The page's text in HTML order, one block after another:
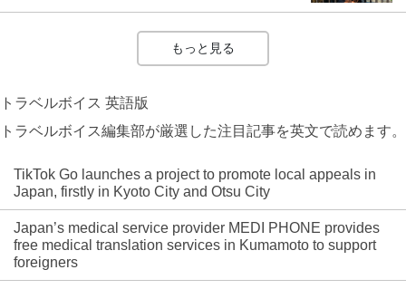
もっと見る
トラベルボイス 英語版
トラベルボイス編集部が厳選した注目記事を英文で読めます。
TikTok Go launches a project to promote local appeals in
Japan, firstly in Kyoto City and Otsu City
Japan’s medical service provider MEDI PHONE provides
free medical translation services in Kumamoto to support
foreigners